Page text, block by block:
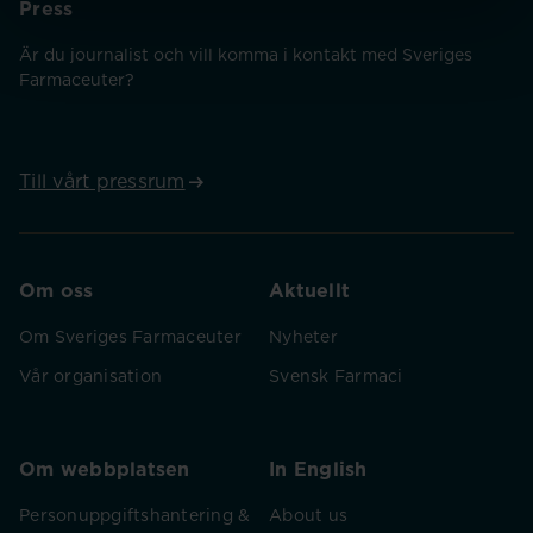
Press
Är du journalist och vill komma i kontakt med Sveriges
Farmaceuter?
Till vårt pressrum
Om oss
Om Sveriges Farmaceuter
Vår organisation
Aktuellt
Nyheter
Svensk Farmaci
Om webbplatsen
Personuppgiftshantering &
In English
About us